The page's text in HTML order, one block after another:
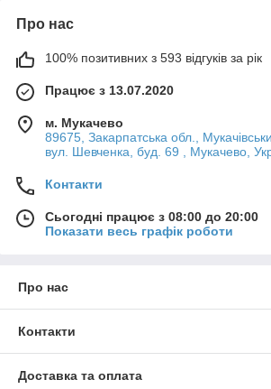
Про нас
100% позитивних з 593 відгуків за рік
Працює з 13.07.2020
м. Мукачево
89675, Закарпатська обл.,
вул. Шевченка, буд. 69 , Мукачево,
Контакти
Сьогодні працює з 08:00 до 20:00
Показати весь графік роботи
Про нас
Контакти
Доставка та оплата